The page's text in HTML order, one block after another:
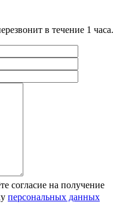
в течение 1 часа.
согласие на получение
персональных данных